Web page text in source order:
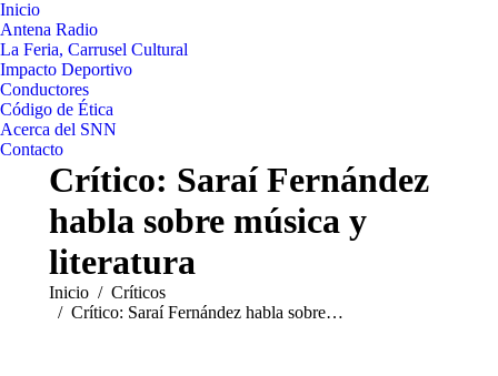
Inicio
Antena Radio
La Feria, Carrusel Cultural
Impacto Deportivo
Conductores
Código de Ética
Acerca del SNN
Contacto
Crítico: Saraí Fernández
habla sobre música y
literatura
Estás aquí:
Inicio
Críticos
Crítico: Saraí Fernández habla sobre…